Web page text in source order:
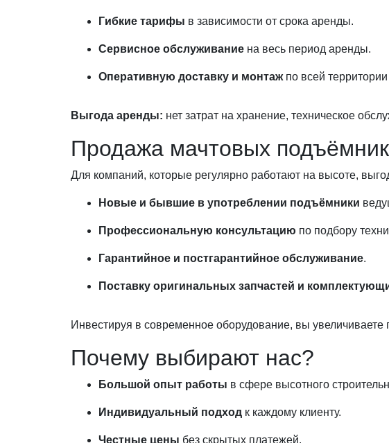
Гибкие тарифы в зависимости от срока аренды.
Сервисное обслуживание на весь период аренды.
Оперативную доставку и монтажпо всей территории
Выгода аренды: нет затрат на хранение, техническое
Продажа мачтовых
Для компаний, которые регулярно работают на высоте,
Новые и бывшие в употреблении подъёмники
Профессиональную консультацию по подбору
Гарантийное и постгарантийное обслуживание.
Поставку оригинальных запчастей и
Инвестируя в современное оборудование, вы увеличиваете
Почему выбирают нас?
Большой опыт работы в сфере высотного
Индивидуальный подход к каждому клиенту.
Честные цены без скрытых платежей.